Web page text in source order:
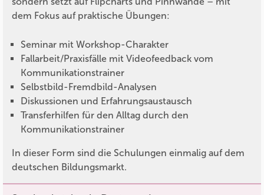
dem Fokus auf praktische Übungen:
Seminar mit Workshop-Charakter
Fallarbeit/Praxisfälle mit Videofeedback vom
Kommunikationstrainer
Selbstbild-Fremdbild-Analysen
Diskussionen und Erfahrungsaustausch
Transferhilfen für den Alltag durch den
Kommunikationstrainer
In dieser Form sind die Schulungen einmalig auf dem
deutschen Bildungsmarkt.